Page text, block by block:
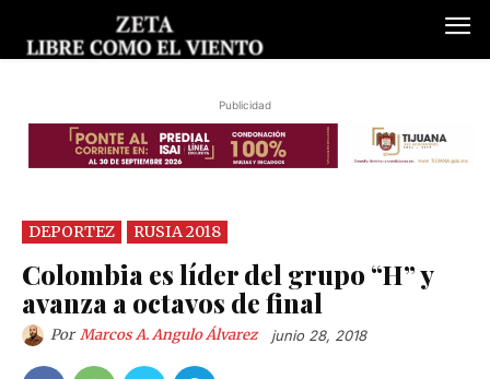
Publicidad
DEPORTEZ RUSIA 2018
Colombia es líder del grupo “H” y
avanza a octavos de final
Por Marcos A. Angulo Álvarez junio 28, 2018